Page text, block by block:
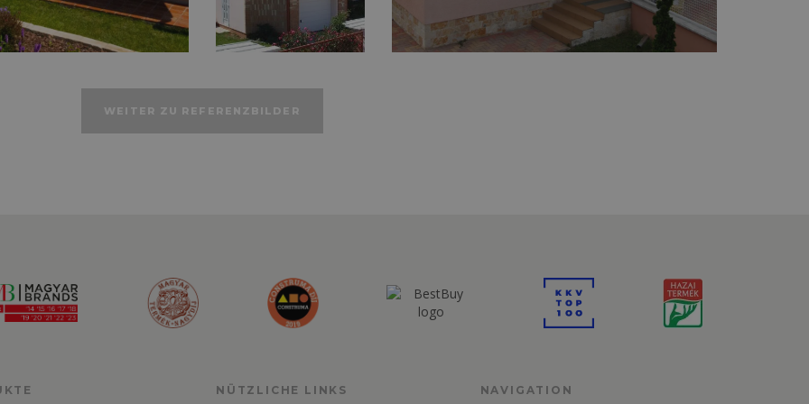
WEITER ZU REFERENZBILDER
NÜTZLICHE LINKS NAVIGATION